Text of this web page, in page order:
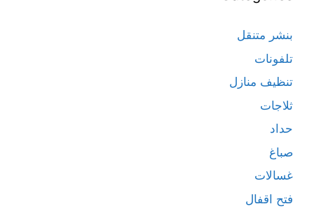
بنشر متنقل
تلفونات
تنظيف منازل
ثلاجات
حداد
صباغ
غسالات
فتح اقفال